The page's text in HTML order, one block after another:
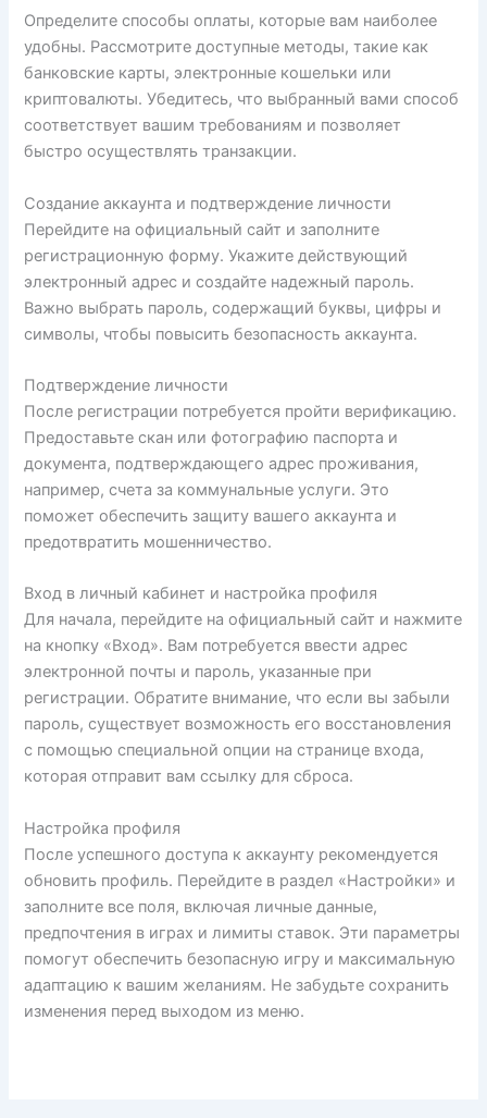
Определите способы оплаты, которые вам наиболее
удобны. Рассмотрите доступные методы, такие как
банковские карты, электронные кошельки или
криптовалюты. Убедитесь, что выбранный вами способ
соответствует вашим требованиям и позволяет
быстро осуществлять транзакции.
Создание аккаунта и подтверждение личности
Перейдите на официальный сайт и заполните
регистрационную форму. Укажите действующий
электронный адрес и создайте надежный пароль.
Важно выбрать пароль, содержащий буквы, цифры и
символы, чтобы повысить безопасность аккаунта.
Подтверждение личности
После регистрации потребуется пройти верификацию.
Предоставьте скан или фотографию паспорта и
документа, подтверждающего адрес проживания,
например, счета за коммунальные услуги. Это
поможет обеспечить защиту вашего аккаунта и
предотвратить мошенничество.
Вход в личный кабинет и настройка профиля
Для начала, перейдите на официальный сайт и нажмите
на кнопку «Вход». Вам потребуется ввести адрес
электронной почты и пароль, указанные при
регистрации. Обратите внимание, что если вы забыли
пароль, существует возможность его восстановления
с помощью специальной опции на странице входа,
которая отправит вам ссылку для сброса.
Настройка профиля
После успешного доступа к аккаунту рекомендуется
обновить профиль. Перейдите в раздел «Настройки» и
заполните все поля, включая личные данные,
предпочтения в играх и лимиты ставок. Эти параметры
помогут обеспечить безопасную игру и максимальную
адаптацию к вашим желаниям. Не забудьте сохранить
изменения перед выходом из меню.